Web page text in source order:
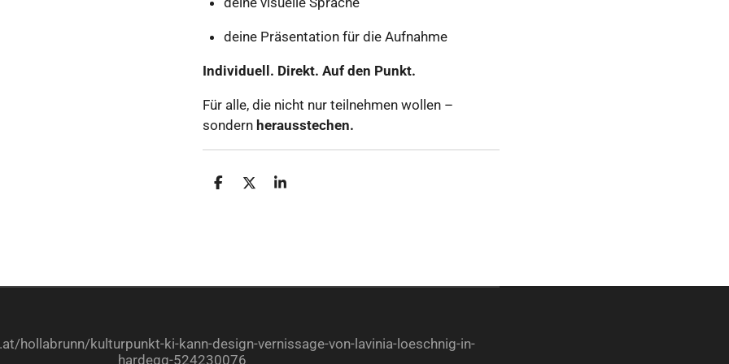
deine Präsentation für die Aufnahme
Individuell. Direkt. Auf den Punkt.
Für alle, die nicht nur teilnehmen wollen –
sondern herausstechen.
T
T
T
hollabrunn/kulturpunkt-ki-kann-design-vernissage-von-lavinia-loeschnig-in-
hardegg-524230076